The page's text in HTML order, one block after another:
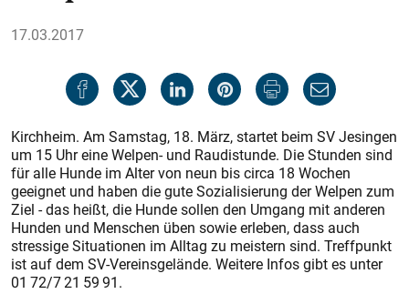
17.03.2017
Kirchheim. Am Samstag, 18. März, startet beim SV Jesingen
um 15 Uhr eine Welpen- und Raudistunde. Die Stunden sind
für alle Hunde im Alter von neun bis circa 18 Wochen
geeignet und haben die gute Sozialisierung der Welpen zum
Ziel - das heißt, die Hunde sollen den Umgang mit anderen
Hunden und Menschen üben sowie erleben, dass auch
stressige Situationen im Alltag zu meistern sind. Treffpunkt
ist auf dem SV-Vereinsgelände. Weitere Infos gibt es unter
01 72/7 21 59 91.